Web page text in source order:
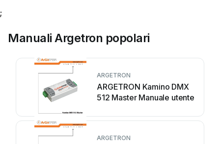
;
Manuali Argetron popolari
ARGETRON
ARGETRON Kamino DMX
512 Master Manuale utente
ARGETRON